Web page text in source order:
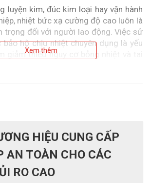
luyện kim, đúc kim loại hay vận hành
nhiệt bức xạ cường độ cao luôn là
trọng đối với người lao động. Việc sử
hộ chịu nhiệt chuyên dụng là yếu
giảm thiểu nguy cơ bỏng nhiệt và tai
Xem thêm
HIỆU CUNG CẤP
AN TOÀN CHO CÁC
RO CAO